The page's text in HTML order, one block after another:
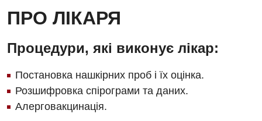
Вакцинація
Відділення інтенсивної терапії
Відділення кардіосудинної патології та неврології
Хірургічне відділення
Швидка медична допомога
ПРО ЛІКАРЯ
Процедури, які виконує лікар:
Постановка нашкірних проб і їх оцінка.
Розшифровка спірограми та даних.
Алерговакцинація.